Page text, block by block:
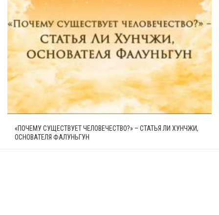
«ПОЧЕМУ СУЩЕСТВУЕТ ЧЕЛОВЕЧЕСТВО?» – СТАТЬЯ ЛИ ХУНЧЖИ,
ОСНОВАТЕЛЯ ФАЛУНЬГУН